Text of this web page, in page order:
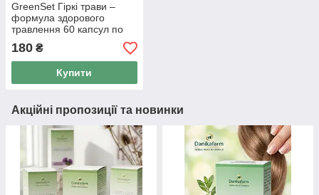
GreenSet Гіркі трави –
формула здорового
травлення 60 капсул по
300 мг Даника
180 ₴
Купити
Акційні пропозиції та новинки